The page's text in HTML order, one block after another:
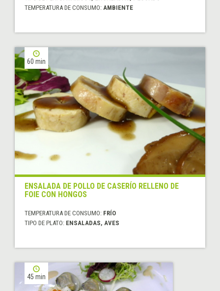
TEMPERATURA DE CONSUMO: AMBIENTE
60 min
ENSALADA DE POLLO DE CASERÍO RELLENO DE
FOIE CON HONGOS
TEMPERATURA DE CONSUMO: FRÍO
TIPO DE PLATO: ENSALADAS, AVES
45 min